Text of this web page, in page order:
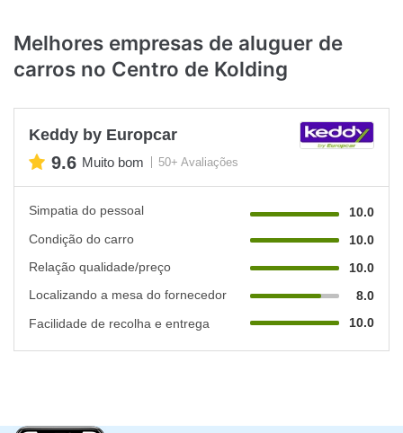
Melhores empresas de aluguer de
carros no Centro de Kolding
Keddy by Europcar
9.6 Muito bom 50+ Avaliações
Simpatia do pessoal
10.0
Condição do carro
10.0
Relação qualidade/preço
10.0
Localizando a mesa do fornecedor
8.0
Facilidade de recolha e entrega
10.0